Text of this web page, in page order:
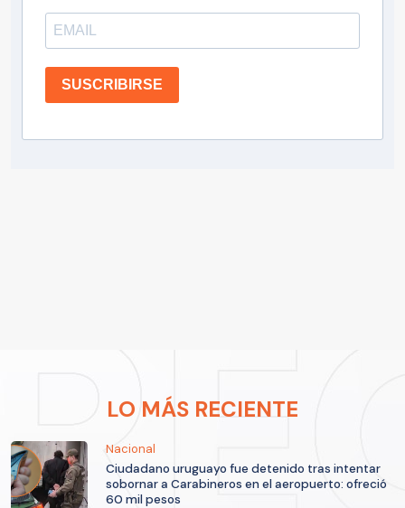
SUSCRIBIRSE
LO MÁS RECIENTE
Nacional
Ciudadano uruguayo fue detenido tras intentar
sobornar a Carabineros en el aeropuerto: ofreció
60 mil pesos